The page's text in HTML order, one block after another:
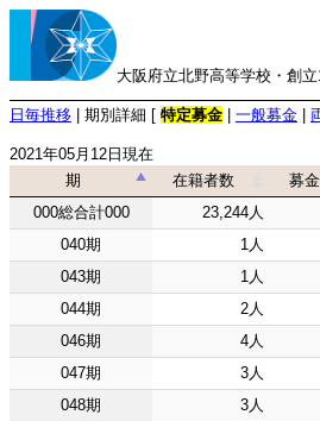
大阪府立北野高等学校・創
日毎推移 | 期別詳細 [ 特定募金 一般募金
2021年05月12日現在
期
在籍者数 募
期
在籍者数 募
000総合計000 23,244人
040期
1人
043期
1人
044期
2人
046期
4人
047期
3人
048期
3人